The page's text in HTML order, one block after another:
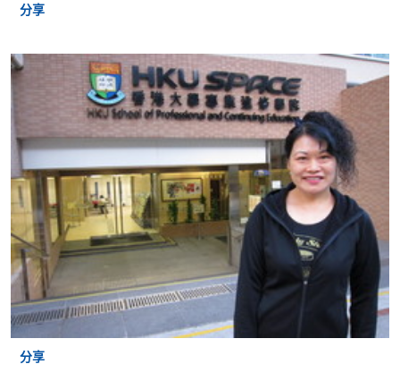
准退还款项，以现金、易办事、微信支付、支付宝、
以支票退款；以信用卡缴交之款项，退款将直接退还
到支付款项时使用的信用卡户口。
除本学院网页所列明的学费外，个别课程或有其他额
外收费，详情请联络有关学科职员。
学费及学额不得转让他人。一经取录，学员不得转读
其他课程，惟学院对特殊情况，可酌情处理。转读申
请一经批准，学员须缴付港币120元手续费。
学院对邮递失误而遗失的支票或本票、付款收据或个
人资料，概不负责。
若学员有意申请付款证明书，请把填妥之申请表、贴
上足够邮资的回邮信封、连同划线支票交回本学院。
每张收据申请费用为港币30 元。支票抬头注明「香
分享
分享